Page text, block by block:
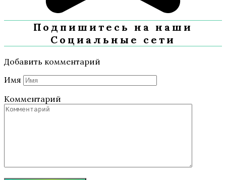
Подпишитесь на наши
Социальные сети
Добавить комментарий
Имя
Комментарий